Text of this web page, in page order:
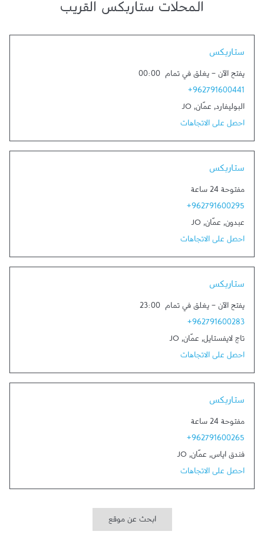
المحلات ستاربكس القريب
ستاربكس
يفتح الآن - يغلق في تمام 00:00
+962791600441
البوليفارد, عمّان,
JO
احصل على الاتجاهات
ستاربكس
مفتوحة 24 ساعة
+962791600295
عبدون, عمّان,
JO
احصل على الاتجاهات
ستاربكس
يفتح الآن - يغلق في تمام 23:00
+962791600283
تاج لايفستايل, عمّان,
JO
احصل على الاتجاهات
ستاربكس
مفتوحة 24 ساعة
+962791600265
فندق اياس, عمّان,
JO
احصل على الاتجاهات
ابحث عن موقع